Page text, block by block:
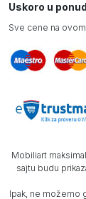
Uskoro u
Sve cene na
Mobiliart
sajtu budu
Ipak, ne možemo